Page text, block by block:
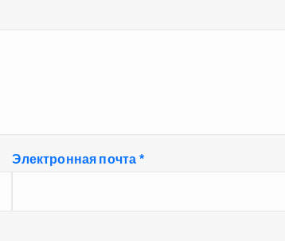
Электронная почта*